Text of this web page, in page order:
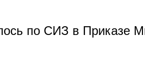
по СИЗ в Приказе